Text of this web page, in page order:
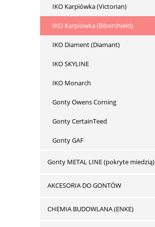
IKO Karpiówka (Victorian)
IKO Karpiówka (Bibershield)
IKO Diament (Diamant)
IKO SKYLINE
IKO Monarch
Gonty Owens Corning
Gonty CertainTeed
Gonty GAF
Gonty METAL LINE (pokryte miedzią)
AKCESORIA DO GONTÓW
CHEMIA BUDOWLANA (ENKE)